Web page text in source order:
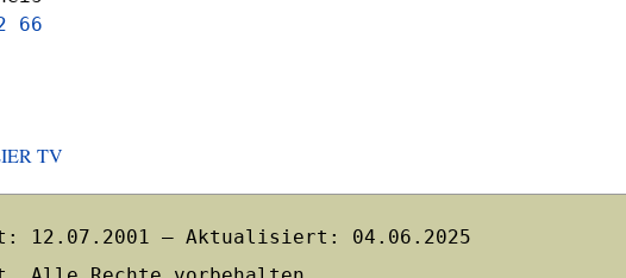
66
TV
12.07.2001 – Aktualisiert: 04.06.2025